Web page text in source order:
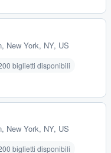
, New York, NY, US
biglietti disponibili
, New York, NY, US
biglietti disponibili